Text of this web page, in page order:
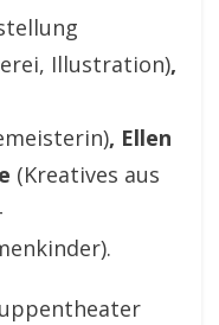
Illustration),
, Ellen
(Kreatives aus